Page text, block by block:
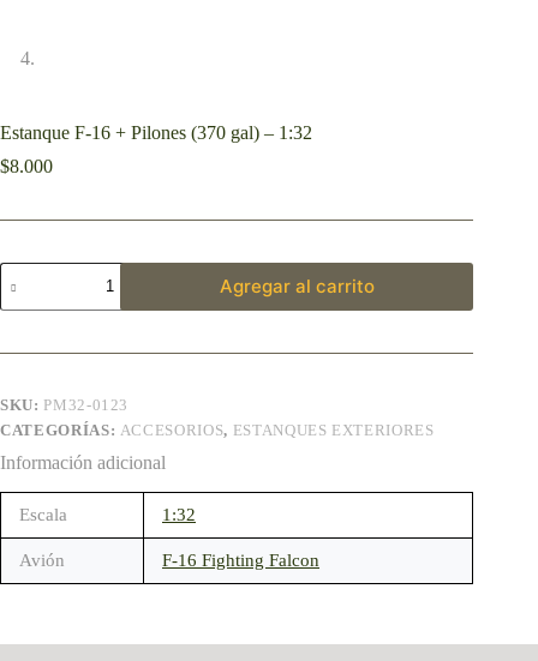
Estanque F-16 + Pilones (370 gal) – 1:32
$8.000
Agregar al carrito
SKU: PM32-0123
CATEGORÍAS: ACCESORIOS, ESTANQUES EXTERIORES
Información adicional
Escala 1:32
Avión F-16 Fighting Falcon